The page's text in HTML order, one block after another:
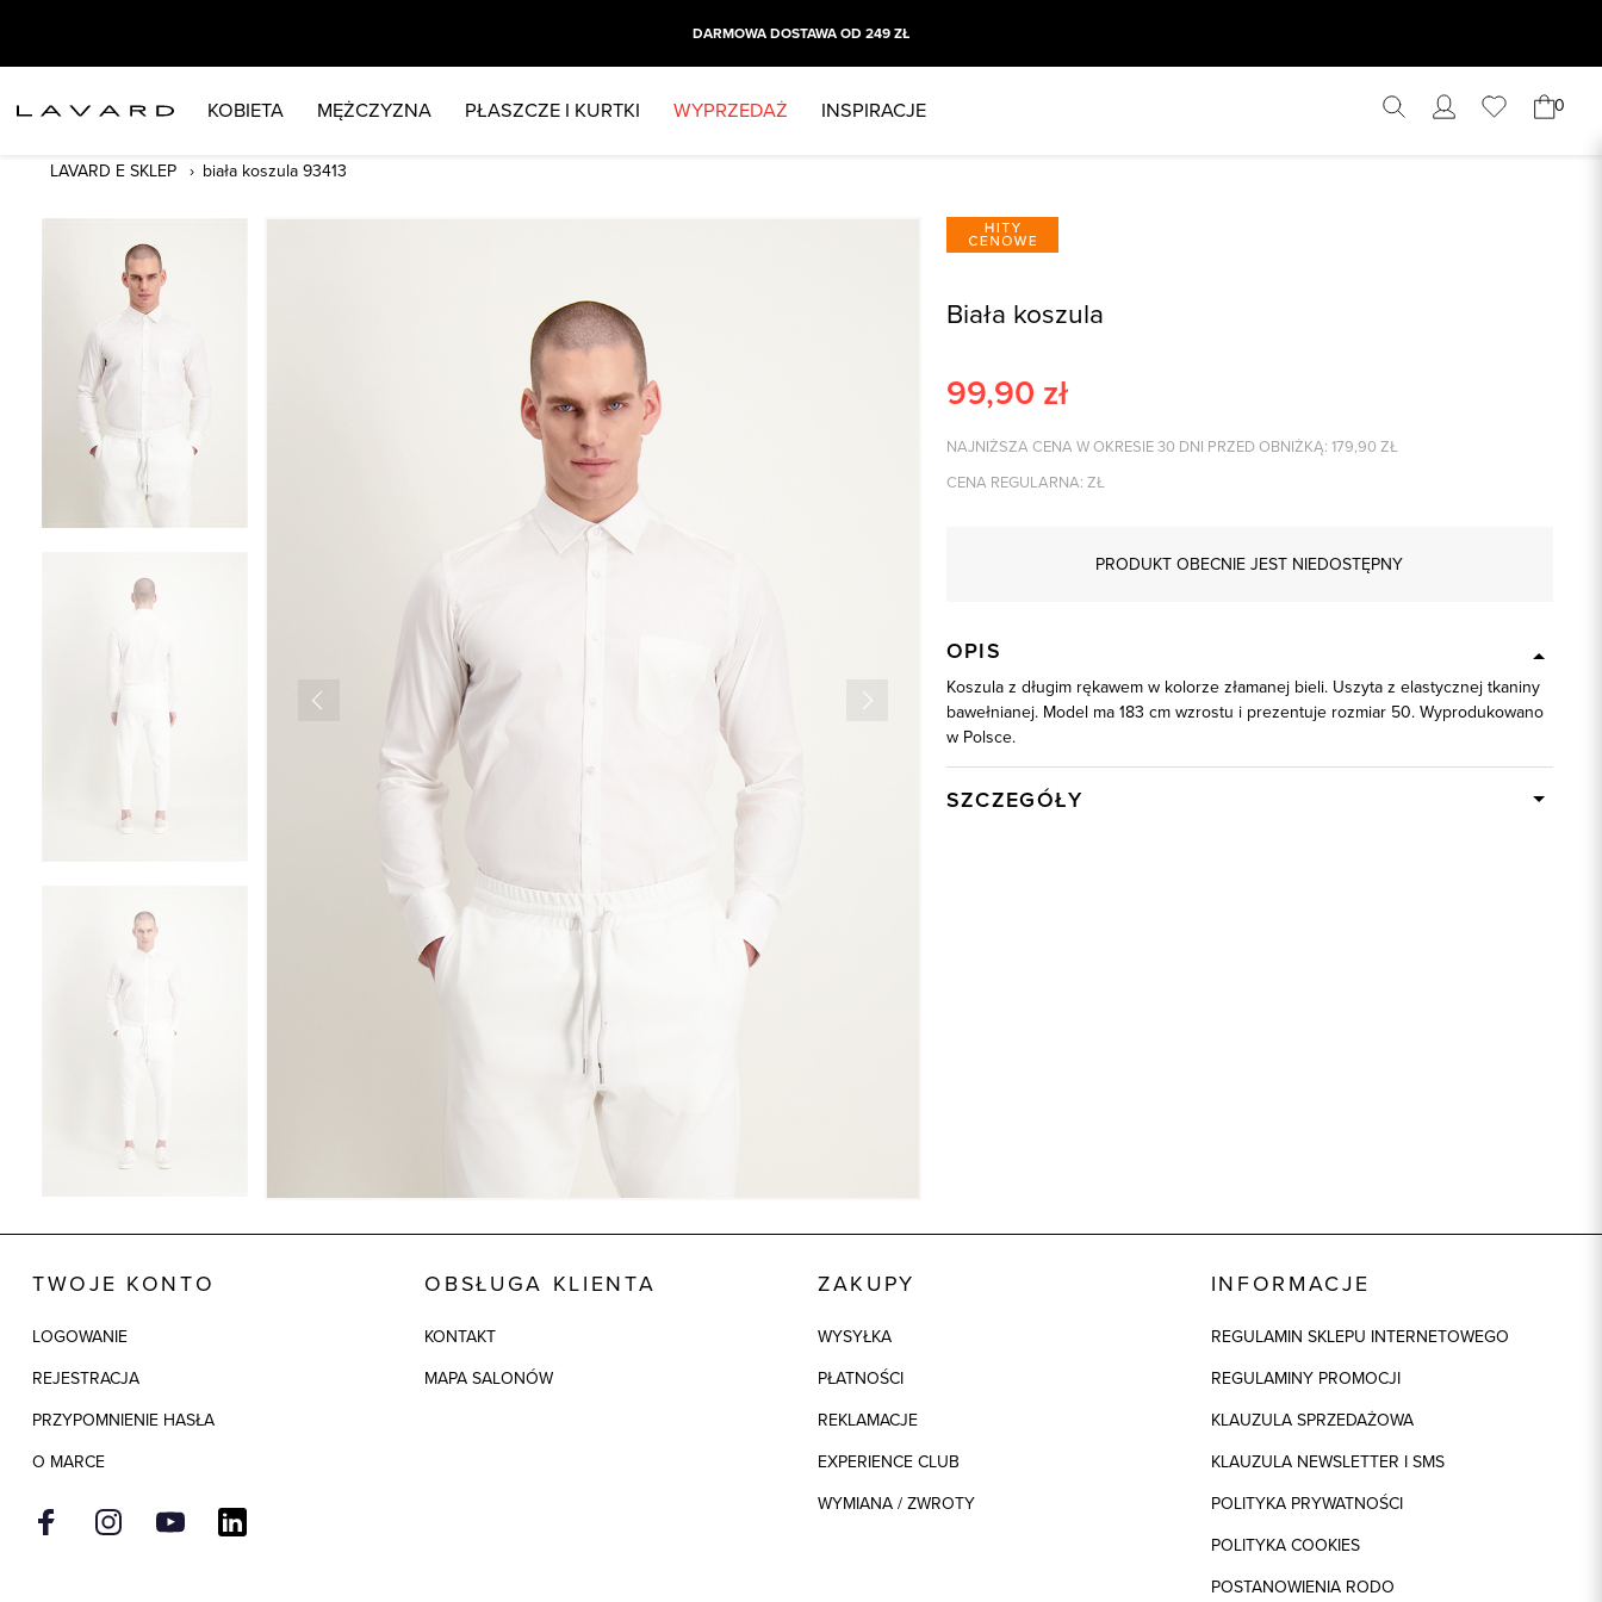
DARMOWA DOSTAWA OD 249 ZŁ
KOBIETA MĘŻCZYZNA PŁASZCZE I KURTKI WYPRZEDAŻ INSPIRACJE 0
LAVARD E SKLEP biała koszula 93413
Biała koszula
99,90 zł
NAJNIŻSZA CENA W OKRESIE 30 DNI PRZED OBNIŻKĄ: 179,90 ZŁ
CENA REGULARNA: ZŁ
PRODUKT OBECNIE JEST NIEDOSTĘPNY
OPIS
Koszula z długim rękawem w kolorze złamanej bieli. Uszyta z elastycznej tkaniny
bawełnianej. Model ma 183 cm wzrostu i prezentuje rozmiar 50. Wyprodukowano
w Polsce.
SZCZEGÓŁY
TWOJE KONTO
LOGOWANIE
REJESTRACJA
PRZYPOMNIENIE HASŁA
O MARCE
OBSŁUGA KLIENTA
KONTAKT
MAPA SALONÓW
ZAKUPY
WYSYŁKA
PŁATNOŚCI
REKLAMACJE
EXPERIENCE CLUB
WYMIANA / ZWROTY
INFORMACJE
REGULAMIN SKLEPU INTERNETOWEGO
REGULAMINY PROMOCJI
KLAUZULA SPRZEDAŻOWA
KLAUZULA NEWSLETTER I SMS
POLITYKA PRYWATNOŚCI
POLITYKA COOKIES
POSTANOWIENIA RODO